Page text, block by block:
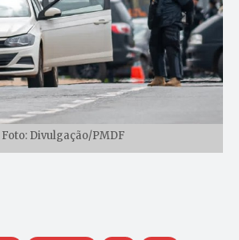
| Foto: Divulgação/PMDF